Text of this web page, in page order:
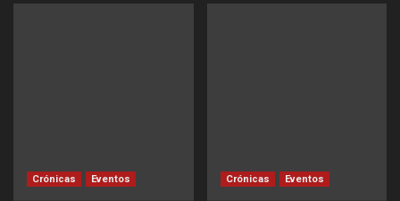
Crónicas Eventos Crónicas Eventos